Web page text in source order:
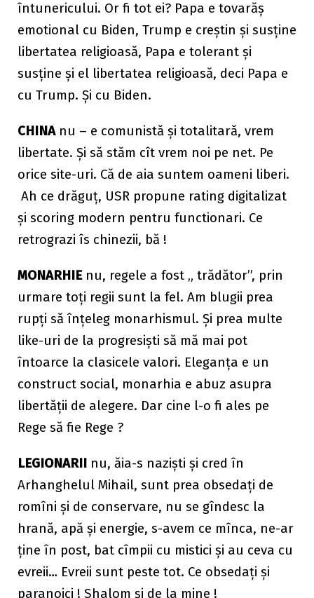
întunericului. Or fi tot ei? Papa e tovarăș
emotional cu Biden, Trump e creștin și susține
libertatea religioasă, Papa e tolerant și
susține și el libertatea religioasă, deci Papa e
cu Trump. Și cu Biden.
CHINAnu – e comunistă și totalitară, vrem
libertate. Și să stăm cît vrem noi pe net. Pe
orice site-uri. Că de aia suntem oameni liberi.
Ah ce drăguț, USR propune rating digitalizat
și scoring modern pentru functionari. Ce
retrograzi îs chinezii, bă !
MONARHIEnu, regele a fost „ trădător”, prin
urmare toți regii sunt la fel. Am blugii prea
rupți să înțeleg monarhismul. Și prea multe
like-uri de la progresiști să mă mai pot
întoarce la clasicele valori. Eleganța e un
construct social, monarhia e abuz asupra
libertății de alegere. Dar cine l-o fi ales pe
Rege să fie Rege ?
LEGIONARII nu, ăia-s naziști și cred în
Arhanghelul Mihail, sunt prea obsedați de
romîni și de conservare, nu se gîndesc la
hrană, apă și energie, s-avem ce mînca, ne-ar
ține în post, bat cîmpii cu mistici și au ceva cu
evreii… Evreii sunt peste tot. Ce obsedați și
paranoici ! Shalom și de la mine !